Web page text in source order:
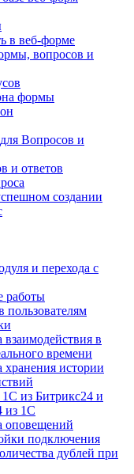
в веб-форме
вопросов и
формы
Вопросов и
и ответов
создании
и перехода с
работы
пользователям
взаимодействия в
времени
хранения истории
из Битрикс24 и
из 1С
оповещений
подключения
дублей при